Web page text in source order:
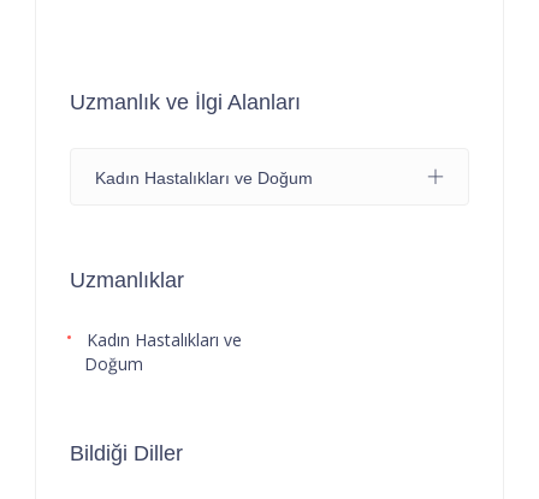
Uzmanlık ve İlgi Alanları
Kadın Hastalıkları ve Doğum
Uzmanlıklar
Kadın Hastalıkları ve
Doğum
Bildiği Diller